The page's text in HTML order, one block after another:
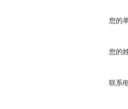
您的
您的
联系